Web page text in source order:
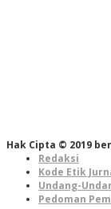
Hak Cipta © 2019
Redaksi
Kode Etik
Undang-
Pedoman